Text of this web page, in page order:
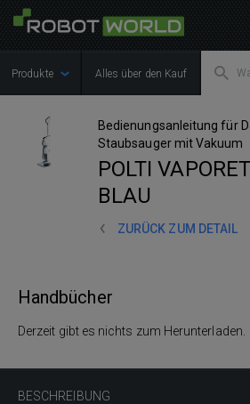
Produkte Alles über den Kauf
Bedienungsanleitung für
Staubsauger mit Vakuum
POLTI
BLAU
ZURÜCK ZUM DETAIL
BESCHREIBUNG
Handbücher
Derzeit gibt es nichts zum Herunterladen.